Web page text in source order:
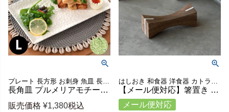
長角皿 プルメリアモチーフ Lサイズ 28cm×18cm ホワイト グリーン 陶器製 [pl4-66817 pl4-66818]【 食器 スクエアプレート 平皿 スクエア 角皿 焼き物皿 焼物皿 焼き鳥 焼き魚 長皿 陶器皿 和食器 おしゃれ キッチン雑貨 アジアン 雑貨 アジアン雑貨 】
販売価格 ¥1,380税込
【メール便対応】箸置き カトラリーレスト ウォルナットウッド 木製 約 W 4.2cm D 1.3cm H 1.3cm ダークブラウン [51266]【 シェル 貝 天然木 カフェ カトラリースタンド ハンドメイド かわいい リゾート ギフト プレゼント アジアン ナチュラル アジアン雑貨 】
メール便対応